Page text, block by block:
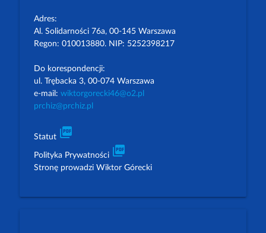
Adres:
Al. Solidarności 76a, 00-145 Warszawa
Regon: 010013880. NIP: 5252398217
Do korespondencji:
ul. Trębacka 3, 00-074 Warszawa
e-mail: wiktorgorecki46@o2.pl
prchiz@prchiz.pl
Statut picture_as_pdf
Polityka Prywatności picture_as_pdf
Stronę prowadzi Wiktor Górecki